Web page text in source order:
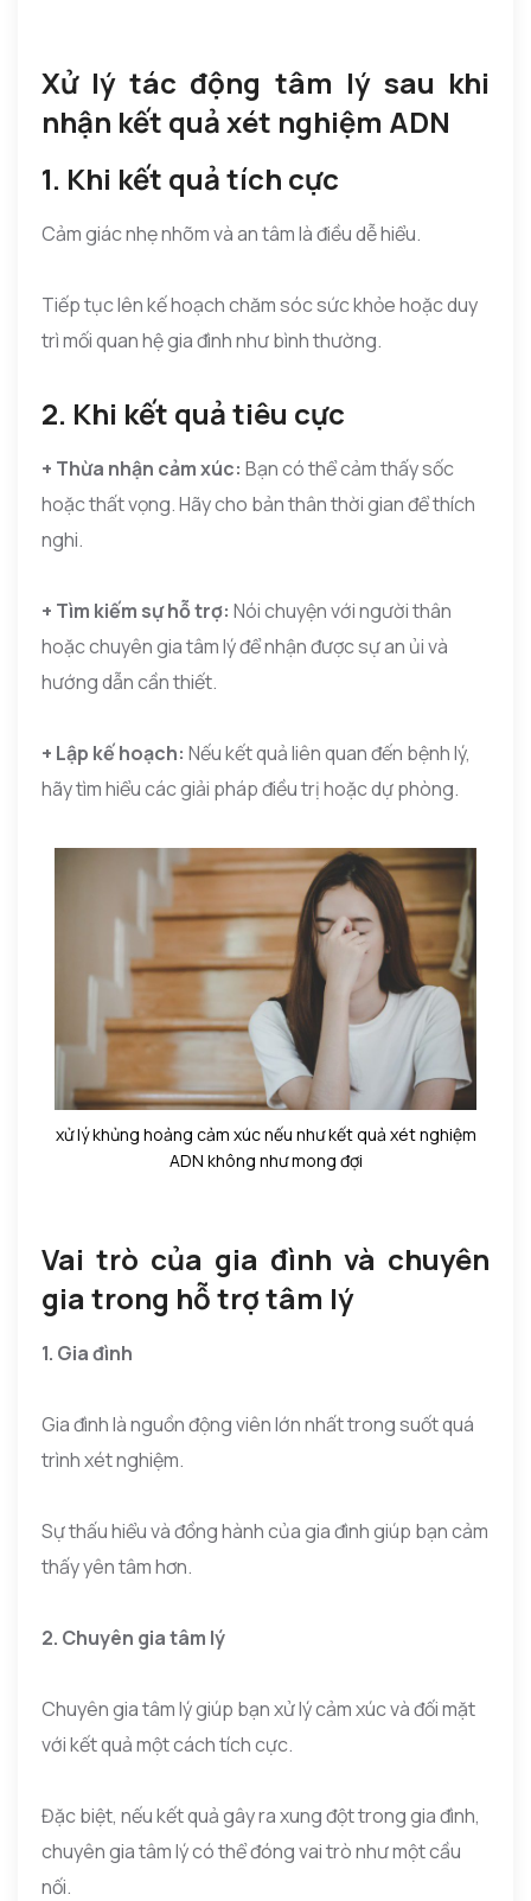
Xử lý tác động tâm lý sau khi
nhận kết quả xét nghiệm ADN
1. Khi kết quả tích cực
Cảm giác nhẹ nhõm và an tâm là điều dễ hiểu.
Tiếp tục lên kế hoạch chăm sóc sức khỏe hoặc duy
trì mối quan hệ gia đình như bình thường.
2. Khi kết quả tiêu cực
+ Thừa nhận cảm xúc: Bạn có thể cảm thấy sốc
hoặc thất vọng. Hãy cho bản thân thời gian để thích
nghi.
+ Tìm kiếm sự hỗ trợ: Nói chuyện với người thân
hoặc chuyên gia tâm lý để nhận được sự an ủi và
hướng dẫn cần thiết.
+ Lập kế hoạch: Nếu kết quả liên quan đến bệnh lý,
hãy tìm hiểu các giải pháp điều trị hoặc dự phòng.
xử lý khủng hoảng cảm xúc nếu như kết quả xét nghiệm
ADN không như mong đợi
Vai trò của gia đình và chuyên
gia trong hỗ trợ tâm lý
1. Gia đình
Gia đình là nguồn động viên lớn nhất trong suốt quá
trình xét nghiệm.
Sự thấu hiểu và đồng hành của gia đình giúp bạn cảm
thấy yên tâm hơn.
2. Chuyên gia tâm lý
Chuyên gia tâm lý giúp bạn xử lý cảm xúc và đối mặt
với kết quả một cách tích cực.
Đặc biệt, nếu kết quả gây ra xung đột trong gia đình,
chuyên gia tâm lý có thể đóng vai trò như một cầu
nối.